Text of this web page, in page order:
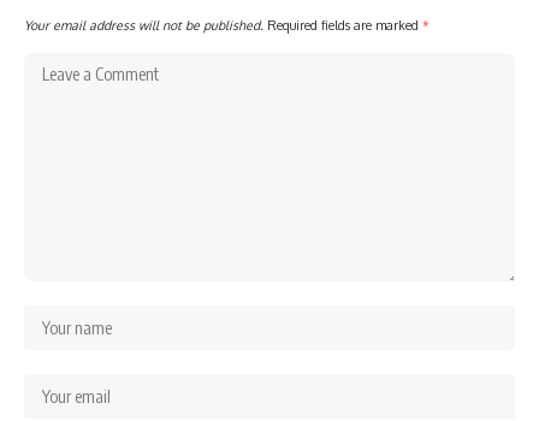
Your email address will not be published. Required fields are marked *